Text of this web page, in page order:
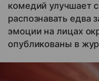
комедий улучшает
распознавать едва
эмоции на лицах
опубликованы в